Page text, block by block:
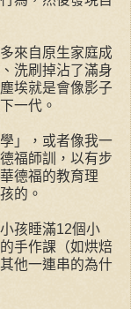
來自原生家庭成
洗刷掉沾了滿身
埃就是會像影子
一代。
」，或者像我一
福師訓，以有步
德福的教育理
的。
孩睡滿12個小
手作課（如烘焙
他一連串的為什